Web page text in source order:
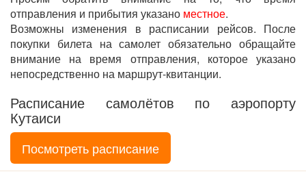
отправления и прибытия указано местное.
Возможны изменения в расписании рейсов. После
покупки билета на самолет обязательно обращайте
внимание на время отправления, которое указано
непосредственно на маршрут-квитанции.
Расписание самолётов по аэропорту
Кутаиси
Посмотреть расписание